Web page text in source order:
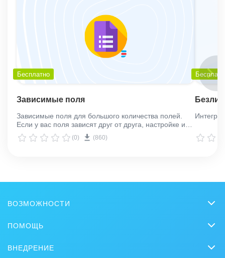
Бесплатно
Зависимые поля
Зависимые поля для большого количества полей.
Если у вас поля зависят друг от друга, настройке и
вводите только необходимые данные.
(0) (860)
ВОЗМОЖНОСТИ
BitrixGPT
ПОМОЩЬ
Обучение
ВНЕДРЕНИЕ